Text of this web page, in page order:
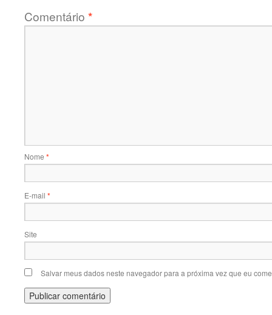
Comentário *
Nome *
E-mail *
Site
Salvar meus dados neste navegador para a próxima vez que eu